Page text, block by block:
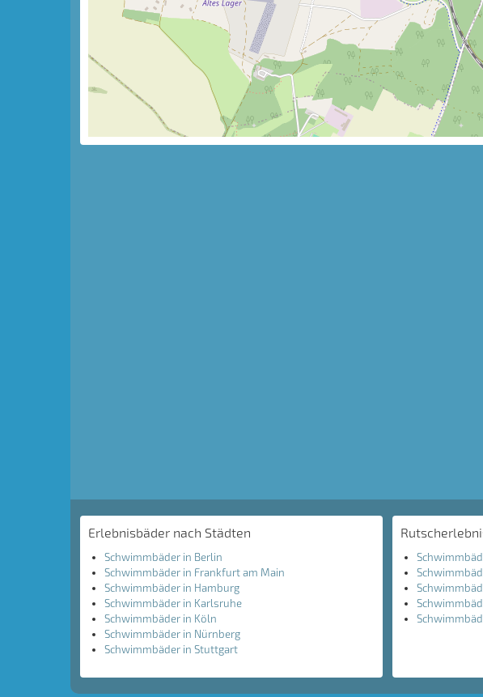
Erlebnisbäder nach Städten
Schwimmbäder in Berlin
Schwimmbäder in Frankfurt am Main
Schwimmbäder in Hamburg
Schwimmbäder in Karlsruhe
Schwimmbäder in Köln
Schwimmbäder in Nürnberg
Schwimmbäder in Stuttgart